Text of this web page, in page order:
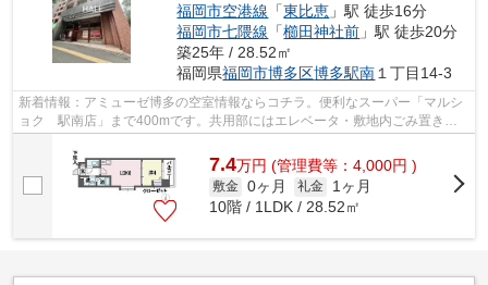
福岡市空港線 「東比恵 」駅 徒歩16分
福岡市七隈線 「櫛田神社前 」駅 徒歩20分
築25年 / 28.52㎡
福岡県福岡市博多区博多駅南 １丁目14-3
新着情報：アミューゼ博多の空室情報ならコチラ。便利なスーパー「マルシ
ョク 駅南店」まで400mです。共用部にはエレベータ・敷地内ごみ置き場
などが揃っており、とても充実していま...
7.4万円 (管理費等：4,000円 )
敷金 0ヶ月 礼金
1ヶ月
10階 / 1LDK / 28.52㎡